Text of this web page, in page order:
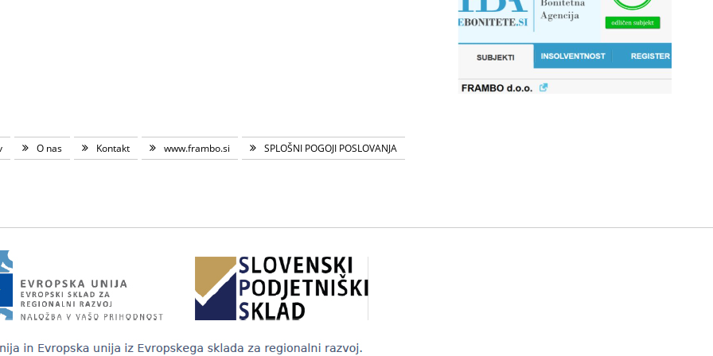
O nas Kontakt www.frambo.si SPLOŠNI POGOJI POSLOVANJA